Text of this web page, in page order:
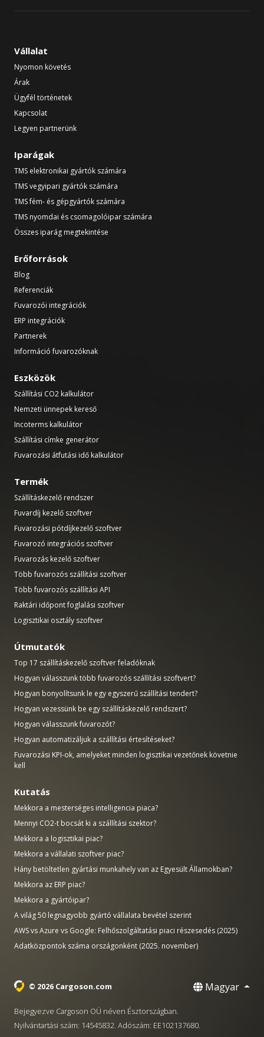
Vállalat
Nyomon követés
Árak
Ügyfél történetek
Kapcsolat
Legyen partnerünk
Iparágak
TMS elektronikai gyártók számára
TMS vegyipari gyártók számára
TMS fém- és gépgyártók számára
TMS nyomdai és csomagolóipar számára
Összes iparág megtekintése
Erőforrások
Blog
Referenciák
Fuvarozói integrációk
ERP integrációk
Partnerek
Információ fuvarozóknak
Eszközök
Szállítási CO2 kalkulátor
Nemzeti ünnepek kereső
Incoterms kalkulátor
Szállítási címke generátor
Fuvarozási átfutási idő kalkulátor
Termék
Szállításkezelő rendszer
Fuvardíj kezelő szoftver
Fuvarozási pótdíjkezelő szoftver
Fuvarozó integrációs szoftver
Fuvarozás kezelő szoftver
Több fuvarozós szállítási szoftver
Több fuvarozós szállítási API
Raktári időpont foglalási szoftver
Logisztikai osztály szoftver
Útmutatók
Top 17 szállításkezelő szoftver feladóknak
Hogyan válasszunk több fuvarozós szállítási szoftvert?
Hogyan bonyolítsunk le egy egyszerű szállítási tendert?
Hogyan vezessünk be egy szállításkezelő rendszert?
Hogyan válasszunk fuvarozót?
Hogyan automatizáljuk a szállítási értesítéseket?
Fuvarozási KPI-ok, amelyeket minden logisztikai vezetőnek követnie
kell
Kutatás
Mekkora a mesterséges intelligencia piaca?
Mennyi CO2-t bocsát ki a szállítási szektor?
Mekkora a logisztikai piac?
Mekkora a vállalati szoftver piac?
Hány betöltetlen gyártási munkahely van az Egyesült Államokban?
Mekkora az ERP piac?
Mekkora a gyártóipar?
A világ 50 legnagyobb gyártó vállalata bevétel szerint
AWS vs Azure vs Google: Felhőszolgáltatási piaci részesedés (2025)
Adatközpontok száma országonként (2025. november)
© 2026 Cargoson.com Magyar
Bejegyezve Cargoson OÜ néven Észtországban.
Nyilvántartási szám: 14545832. Adószám: EE102137680.